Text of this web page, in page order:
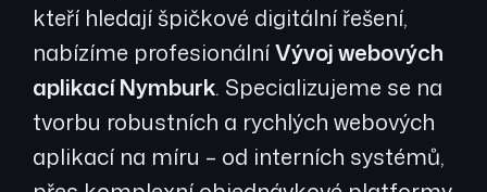
kteří hledají špičkové digitální řešení,
nabízíme profesionálníVývoj webových
aplikací Nymburk. Specializujeme se na
tvorbu robustních a rychlých webových
aplikací na míru – od interních systémů,